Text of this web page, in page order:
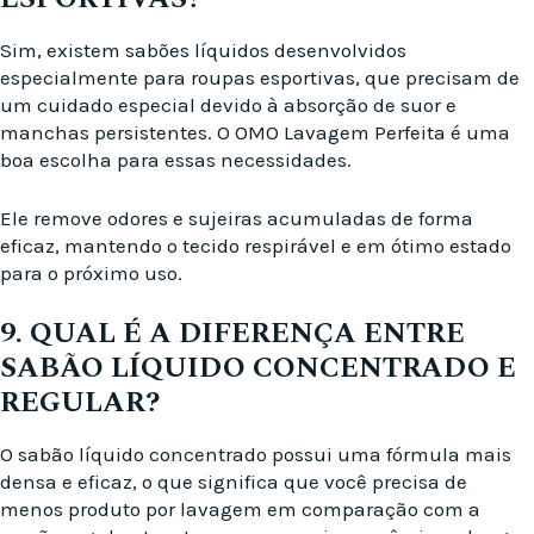
Sim, existem sabões líquidos desenvolvidos
especialmente para roupas esportivas, que precisam de
um cuidado especial devido à absorção de suor e
manchas persistentes. O OMO Lavagem Perfeita é uma
boa escolha para essas necessidades.
Ele remove odores e sujeiras acumuladas de forma
eficaz, mantendo o tecido respirável e em ótimo estado
para o próximo uso.
9. QUAL É A DIFERENÇA ENTRE
SABÃO LÍQUIDO CONCENTRADO E
REGULAR?
O sabão líquido concentrado possui uma fórmula mais
densa e eficaz, o que significa que você precisa de
menos produto por lavagem em comparação com a